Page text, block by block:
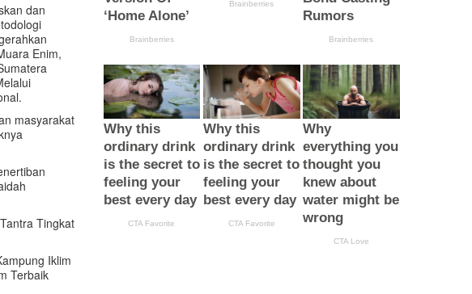
dan
Enim,
masyarakat
Tingkat
Iklim
Terbaik